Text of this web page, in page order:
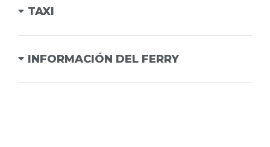
TAXI
INFORMACIÓN DEL FERRY